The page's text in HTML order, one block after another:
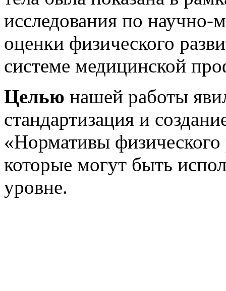
исследования по
оценки физического
системе медицинской
Целью нашей работы
стандартизация и
«Нормативы физического
которые могут быть
уровне.